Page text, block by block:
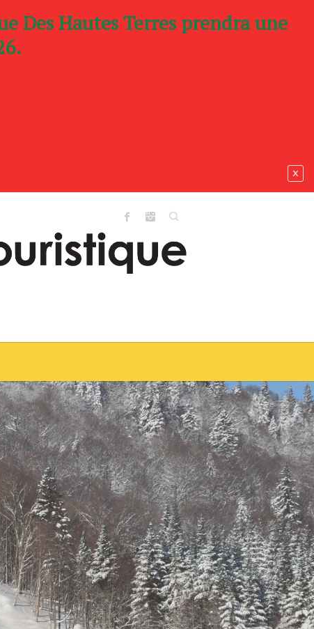
Des Hautes Terres prendra une
x
Search